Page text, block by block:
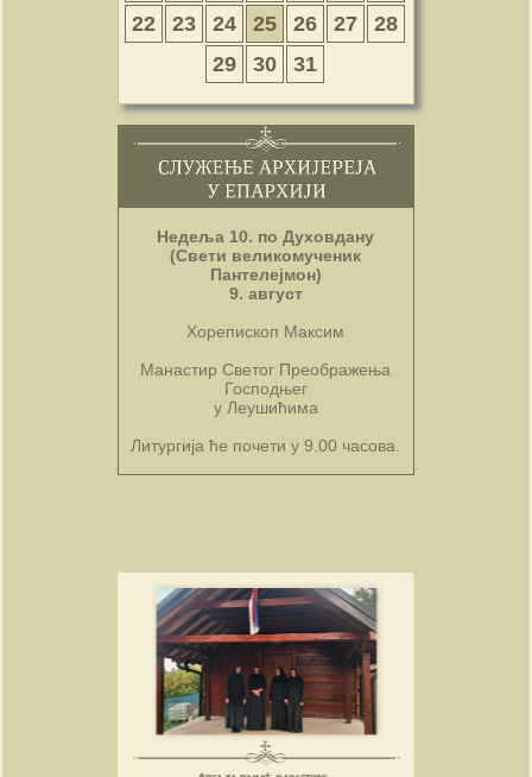
22
23 24 25 26 27
28
29
30 31
Недеља 10. по Духовдану
(Свети великомученик
Пантелејмон)
9. август
Хорепископ Максим
Манастир Светог Преображења
Господњег
у Леушићима
Литургија ће почети у 9.00 часова.